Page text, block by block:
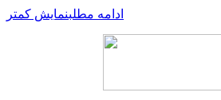
ادامه مطلبنمایش کمتر